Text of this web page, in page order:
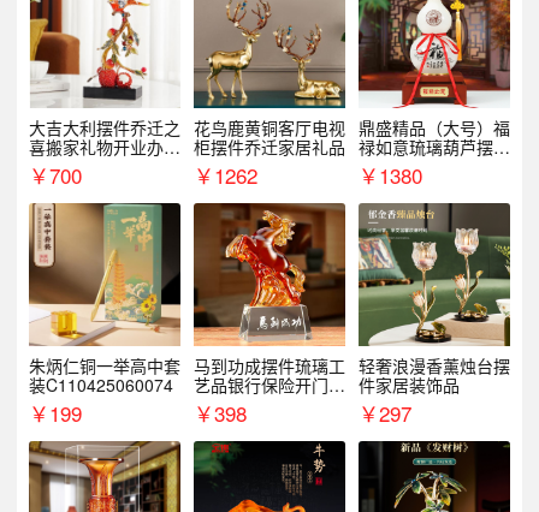
大吉大利摆件乔迁之
喜搬家礼物开业办公
室家居客厅玄关酒柜
装饰品
￥700
花鸟鹿黄铜客厅电视
柜摆件乔迁家居礼品
￥1262
鼎盛精品（大号）福
禄如意琉璃葫芦摆件
招财家居客厅乔迁新
居礼品
￥1380
朱炳仁铜一举高中套
装C110425060074
￥199
马到功成摆件琉璃工
艺品银行保险开门红
周年庆典伴手礼表彰
礼品
￥398
轻奢浪漫香薰烛台摆
件家居装饰品
￥297